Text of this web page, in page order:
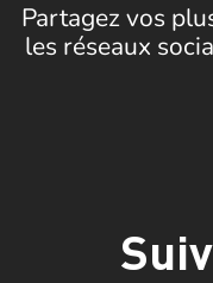
Partagez vos
les réseaux